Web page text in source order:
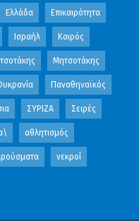
Ελλάδα Επικαιρότητα
Ισραήλ Καιρός
Μητσοτάκης
Παναθηναϊκός
ΣΥΡΙΖΑ Σειρές
αθλητισμός
νεκροί